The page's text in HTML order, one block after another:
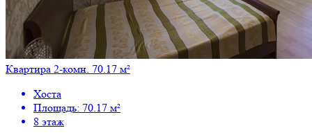
Квартира 2-комн. 70.17 м²
Хоста
Площадь: 70.17 м²
8 этаж